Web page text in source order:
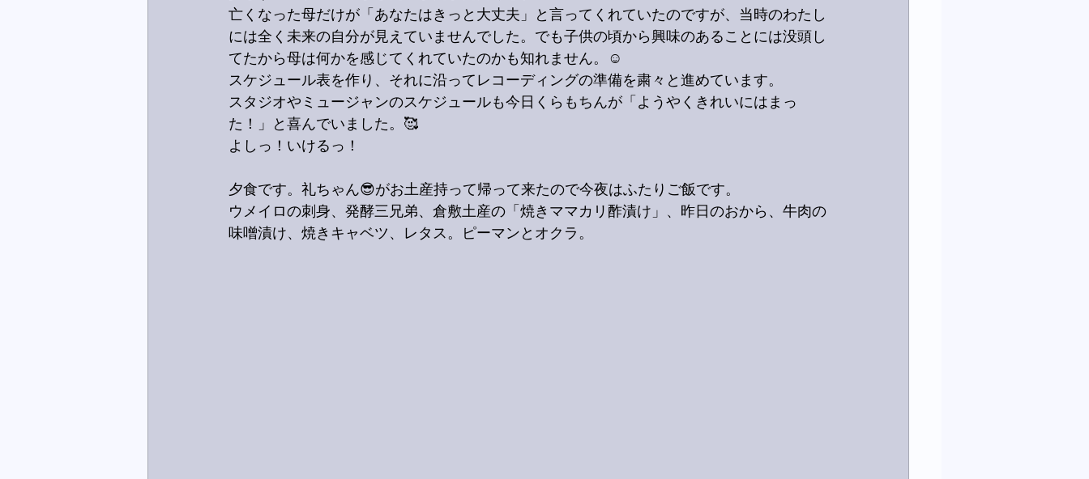
亡くなった母だけが「あなたはきっと大丈夫」と言ってくれていたのですが、当時のわたし
には全く未来の自分が見えていませんでした。でも子供の頃から興味のあることには没頭し
てたから母は何かを感じてくれていたのかも知れません。☺️
スケジュール表を作り、それに沿ってレコーディングの準備を粛々と進めています。
スタジオやミュージャンのスケジュールも今日くらもちんが「ようやくきれいにはまっ
た！」と喜んでいました。🥰
よしっ！いけるっ！
夕食です。礼ちゃん😎がお土産持って帰って来たので今夜はふたりご飯です。
ウメイロの刺身、発酵三兄弟、倉敷土産の「焼きママカリ酢漬け」、昨日のおから、牛肉の
味噌漬け、焼きキャベツ、レタス。ピーマンとオクラ。